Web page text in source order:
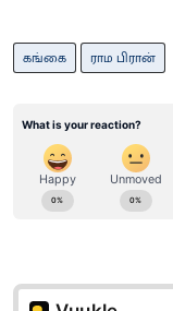
கங்கை ராம பிரான்